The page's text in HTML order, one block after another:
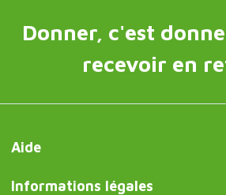
Donner, c'est
recevoir en
Aide
Informations légales